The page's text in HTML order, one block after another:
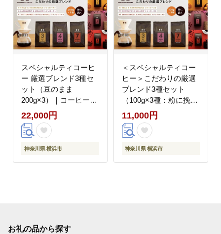
スペシャルティコーヒ
ー 厳選ブレンド3種セ
ット（豆のまま
200g×3）｜コーヒー豆
珈琲 お取り寄せ ギフト
｜人気 おすすめ 送料無
料｜神奈川県 横浜市
22,000円
神奈川県 横浜市
＜スペシャルティコー
ヒー＞こだわりの厳選
ブレンド3種セット
（100g×3種：粉に挽
く）
11,000円
神奈川県 横浜市
お礼の品から探す